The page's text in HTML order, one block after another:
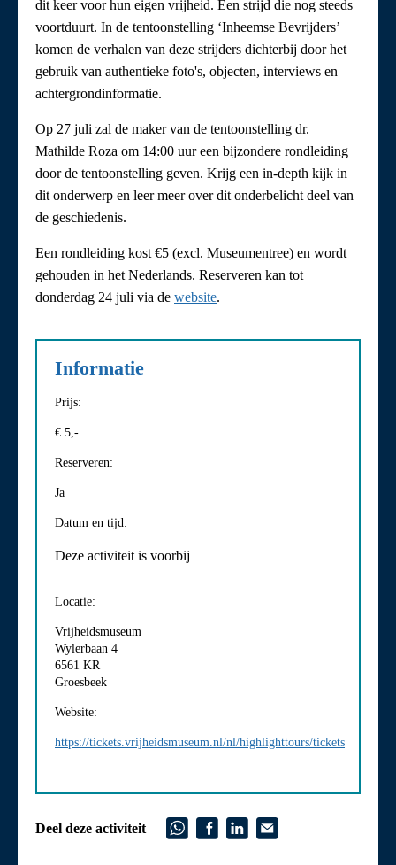
dit keer voor hun eigen vrijheid. Een strijd die nog steeds
voortduurt. In de tentoonstelling ‘Inheemse Bevrijders’
komen de verhalen van deze strijders dichterbij door het
gebruik van authentieke foto's, objecten, interviews en
achtergrondinformatie.
Op 27 juli zal de maker van de tentoonstelling dr.
Mathilde Roza om 14:00 uur een bijzondere rondleiding
door de tentoonstelling geven. Krijg een in-depth kijk in
dit onderwerp en leer meer over dit onderbelicht deel van
de geschiedenis.
Een rondleiding kost €5 (excl. Museumentree) en wordt
gehouden in het Nederlands. Reserveren kan tot
donderdag 24 juli via de website.
Informatie
Prijs:
€ 5,-
Reserveren:
Ja
Datum en tijd:
Deze activiteit is voorbij
Locatie:
Vrijheidsmuseum
Wylerbaan 4
6561 KR
Groesbeek
Website:
https://tickets.vrijheidsmuseum.nl/nl/highlighttours/tickets
Deel deze activiteit